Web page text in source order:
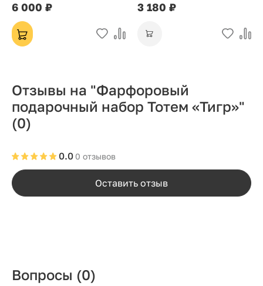
6 000 ₽ 3 180 ₽
Отзывы на "Фарфоровый
подарочный набор Тотем «Тигр»"
(0)
0 отзывов
0.0
Оставить отзыв
Вопросы (0)